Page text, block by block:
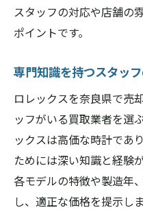
最新の市場価格
一括査定サービ
点
過度な広告に注
実績と信頼性の
業者のライセン
クレーム対応の
査定結果の根拠
スタッフの対応や店舗の
ポイントです。
専門知識を持つスタッ
ロレックスを奈良県で売
ッフがいる買取業者を選
ックスは高価な時計であ
ためには深い知識と経験
各モデルの特徴や製造年
し、適正な価格を提示し